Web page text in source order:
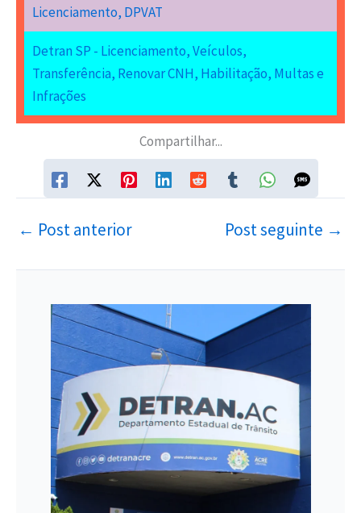
Licenciamento, DPVAT
Detran SP - Licenciamento, Veículos,
Transferência, Renovar CNH, Habilitação, Multas e
Infrações
Compartilhar...
← Post anterior Post seguinte →